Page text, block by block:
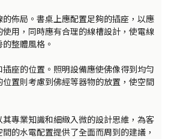
佈局。書桌上應配置足夠的插座，以應
用，同時應有合理的線槽設計，使電線
整體風格。
座的位置。照明設備應使佛像得到均勻
置則考慮到佛經等器物的放置，使空間
專業知識和細緻入微的設計思維，為客
的水電配置提供了全面而周到的建議，